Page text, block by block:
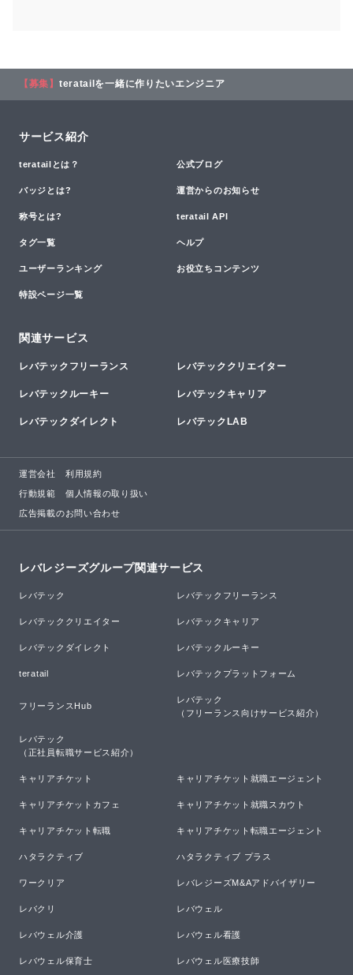
【募集】 teratailを一緒に作りたいエンジニア
サービス紹介
teratailとは？ 公式ブログ
バッジとは? 運営からのお知らせ
称号とは? teratail API
タグ一覧 ヘルプ
ユーザーランキング お役立ちコンテンツ
特設ページ一覧
関連サービス
レバテックフリーランス レバテッククリエイター
レバテックルーキー レバテックキャリア
レバテックダイレクト レバテックLAB
運営会社 利用規約
行動規範 個人情報の取り扱い
広告掲載のお問い合わせ
レバレジーズグループ関連サービス
レバテック レバテックフリーランス
レバテッククリエイター レバテックキャリア
レバテックダイレクト レバテックルーキー
teratail レバテックプラットフォーム
フリーランスHub
レバテック
（フリーランス向けサービス紹介）
レバテック
（正社員転職サービス紹介）
キャリアチケット キャリアチケット就職エージェント
キャリアチケットカフェ キャリアチケット就職スカウト
キャリアチケット転職 キャリアチケット転職エージェント
ハタラクティブ ハタラクティブ プラス
ワークリア レバレジーズM&Aアドバイザリー
レバクリ レバウェル
レバウェル介護 レバウェル看護
レバウェル保育士 レバウェル医療技師